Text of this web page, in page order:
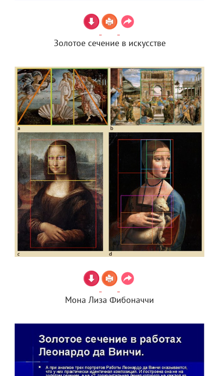
Золотое сечение в искусстве
Мона Лиза Фибоначчи